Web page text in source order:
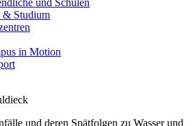
& Studium
in Motion
und deren Spätfolgen zu Wasser und